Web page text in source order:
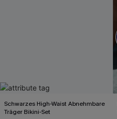
Schwarzes High-Waist Abnehmbare
Träger Bikini-Set